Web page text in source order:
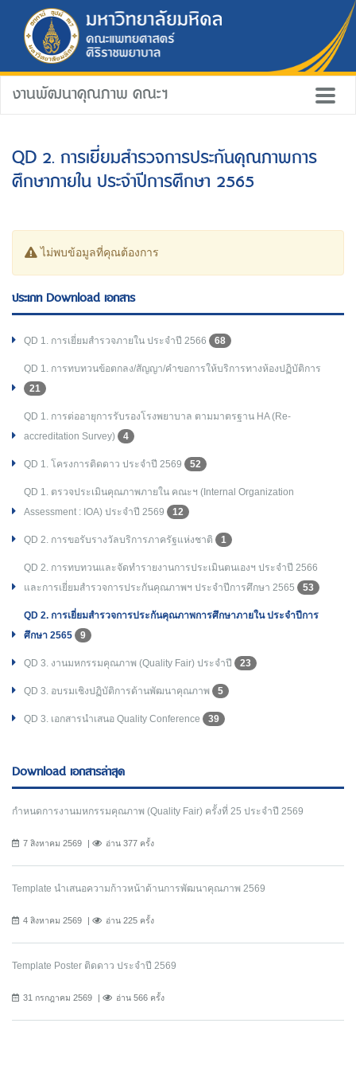
งานพัฒนาคุณภาพ คณะฯ
QD 2. การเยี่ยมสำรวจการประกันคุณภาพการ
ศึกษาภายใน ประจำปีการศึกษา 2565
ไม่พบข้อมูลที่คุณต้องการ
ประเภท Download เอกสาร
QD 1. การเยี่ยมสำรวจภายใน ประจำปี 2566 68
QD 1. การทบทวนข้อตกลง/สัญญา/คำขอการให้บริการทางห้องปฏิบัติการ
21
QD 1. การต่ออายุการรับรองโรงพยาบาล ตามมาตรฐาน HA (Re-
accreditation Survey)
4
QD 1. โครงการติดดาว ประจำปี 2569 52
QD 1. ตรวจประเมินคุณภาพภายใน คณะฯ (Internal Organization
Assessment : IOA) ประจำปี 2569
12
QD 2. การขอรับรางวัลบริการภาครัฐแห่งชาติ 1
QD 2. การทบทวนและจัดทำรายงานการประเมินตนเองฯ ประจำปี 2566
และการเยี่ยมสำรวจการประกันคุณภาพฯ ประจำปีการศึกษา 2565
53
QD 2. การเยี่ยมสำรวจการประกันคุณภาพการศึกษาภายใน ประจำปีการ
ศึกษา 2565
9
QD 3. งานมหกรรมคุณภาพ (Quality Fair) ประจำปี 23
QD 3. อบรมเชิงปฏิบัติการด้านพัฒนาคุณภาพ 5
QD 3. เอกสารนำเสนอ Quality Conference 39
Download เอกสารล่าสุด
กำหนดการงานมหกรรมคุณภาพ (Quality Fair) ครั้งที่ 25 ประจำปี 2569
7 สิงหาคม 2569 อ่าน 377 ครั้ง
Template นำเสนอความก้าวหน้าด้านการพัฒนาคุณภาพ 2569
4 สิงหาคม 2569 อ่าน 225 ครั้ง
Template Poster ติดดาว ประจำปี 2569
31 กรกฎาคม 2569 อ่าน 566 ครั้ง